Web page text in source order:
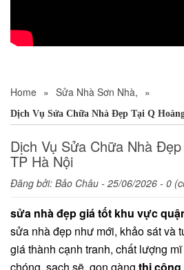
Home » Sửa Nhà Sơn Nhà, »
Dịch Vụ Sửa Chữa Nhà Đẹp Tại Q
Dịch Vụ Sửa Chữa Nhà
TP Hà Nội
Đăng bởi: Bảo Châu - 25/06/2026 - 0
sửa nhà đẹp giá tốt khu vực
sửa nhà đẹp như mới, khảo sát và
giá thành cạnh tranh, chất lượng